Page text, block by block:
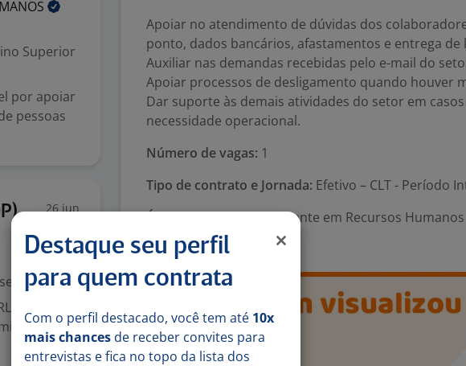
Superior
por apoiar
pessoas
26 jun
Apoiar no atendimento de dúvidas dos
ponto, dados bancários, afastamentos e entrega de
Auxiliar nas demandas recebidas pelo e-mail do
Apoiar processos de desligamento quando houver
Dar suporte às demais atividades do setor em
necessidade operacional.
Número de vagas: 1
Tipo de contrato e Jornada: Efetivo – CLT - Período
Área Profissional:Assistente em Recursos
(Generalista)
Destaque seu perfil
para quem contrata
Com o perfil destacado, você tem até 10x
mais chances de receber convites para
entrevistas e fica no topo da lista dos